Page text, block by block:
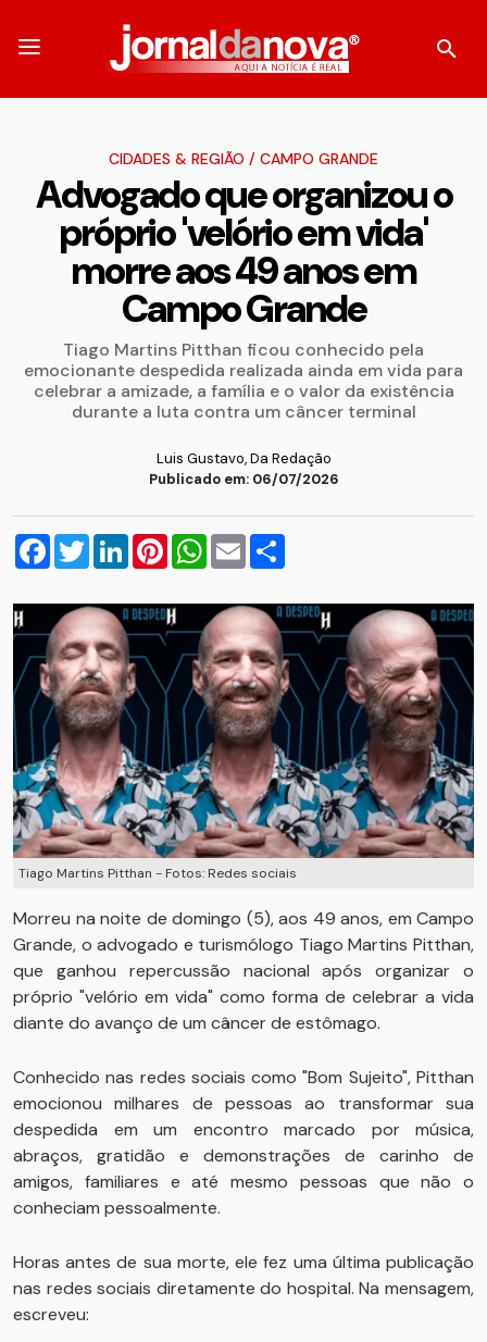
CIDADES & REGIÃO / CAMPO GRANDE
Advogado que organizou o
próprio 'velório em vida'
morre aos 49 anos em
Campo Grande
Tiago Martins Pitthan ficou conhecido pela
emocionante despedida realizada ainda em vida para
celebrar a amizade, a família e o valor da existência
durante a luta contra um câncer terminal
Luis Gustavo, Da Redação
Publicado em: 06/07/2026
Facebook
TwitterLinkedInPinterestWhatsApp
Email
Tiago Martins Pitthan - Fotos: Redes sociais
Morreu na noite de domingo (5), aos 49 anos, em Campo
Grande, o advogado e turismólogo Tiago Martins Pitthan,
que ganhou repercussão nacional após organizar o
próprio "velório em vida" como forma de celebrar a vida
diante do avanço de um câncer de estômago.
Conhecido nas redes sociais como "Bom Sujeito", Pitthan
emocionou milhares de pessoas ao transformar sua
despedida em um encontro marcado por música,
abraços, gratidão e demonstrações de carinho de
amigos, familiares e até mesmo pessoas que não o
conheciam pessoalmente.
Horas antes de sua morte, ele fez uma última publicação
nas redes sociais diretamente do hospital. Na mensagem,
escreveu: